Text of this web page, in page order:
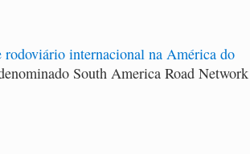
rodoviário internacional na América do
South America Road Network